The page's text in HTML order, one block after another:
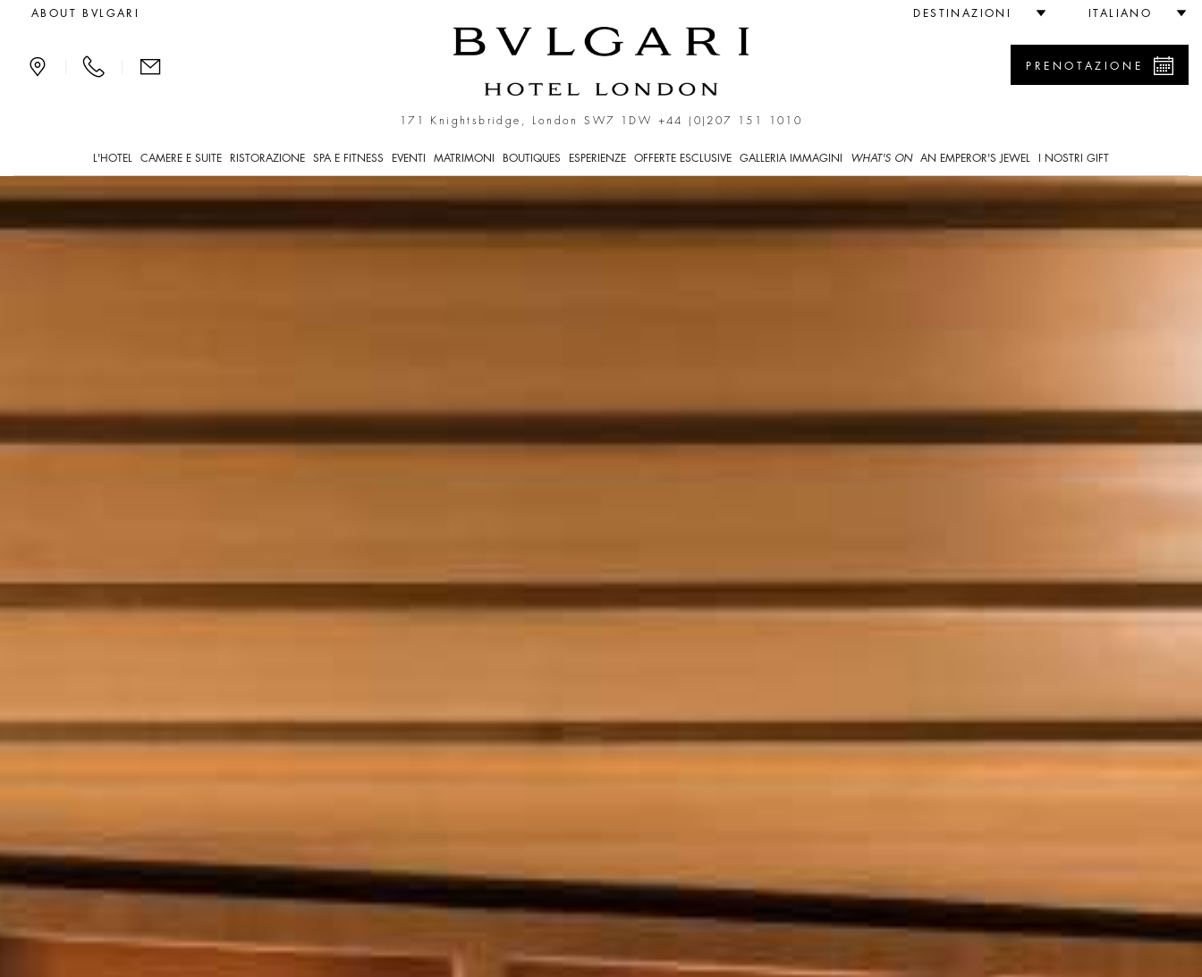
Cigar shop di lusso a Londra. Sigari Pregiati a Londra
ABOUT BVLGARI DESTINAZIONI ITALIANO
171 Knightsbridge, London SW7 1DW +44 (0)207 151 1010
PRENOTAZIONE
L'HOTEL CAMERE E SUITE RISTORAZIONE SPA E FITNESS EVENTI MATRIMONI BOUTIQUES ESPERIENZE OFFERTE ESCLUSIVE GALLERIA IMMAGINI WHAT'S ON AN EMPEROR'S JEWEL I NOSTRI GIFT